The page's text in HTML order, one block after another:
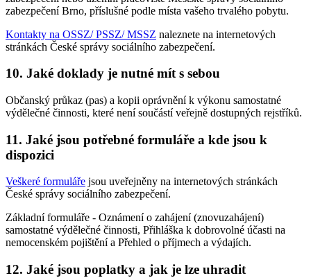
zabezpečení Brno, příslušné podle místa vašeho trvalého pobytu.
Kontakty na OSSZ/ PSSZ/ MSSZ naleznete na internetových
stránkách České správy sociálního zabezpečení.
10. Jaké doklady je nutné mít s sebou
Občanský průkaz (pas) a kopii oprávnění k výkonu samostatné
výdělečné činnosti, které není součástí veřejně dostupných rejstříků.
11. Jaké jsou potřebné formuláře a kde jsou k
dispozici
Veškeré formuláře jsou uveřejněny na internetových stránkách
České správy sociálního zabezpečení.
Základní formuláře - Oznámení o zahájení (znovuzahájení)
samostatné výdělečné činnosti, Přihláška k dobrovolné účasti na
nemocenském pojištění a Přehled o příjmech a výdajích.
12. Jaké jsou poplatky a jak je lze uhradit